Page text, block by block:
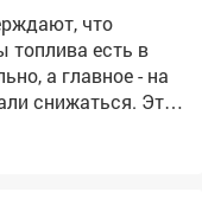
что
топлива есть в
а главное - на
Это
на контроле -
розничными